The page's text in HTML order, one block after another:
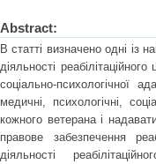
Abstract:
В статті визначено одні із
діяльності
соціально-психологічної
медичні, психологічні,
кожного ветерана і
правове забезпечення
діяльності